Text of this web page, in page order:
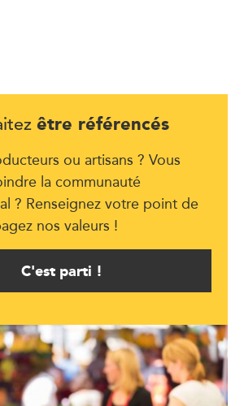
être référencés
ou artisans ? Vous
la communauté
? Renseignez votre point de
nos valeurs !
C'est parti !